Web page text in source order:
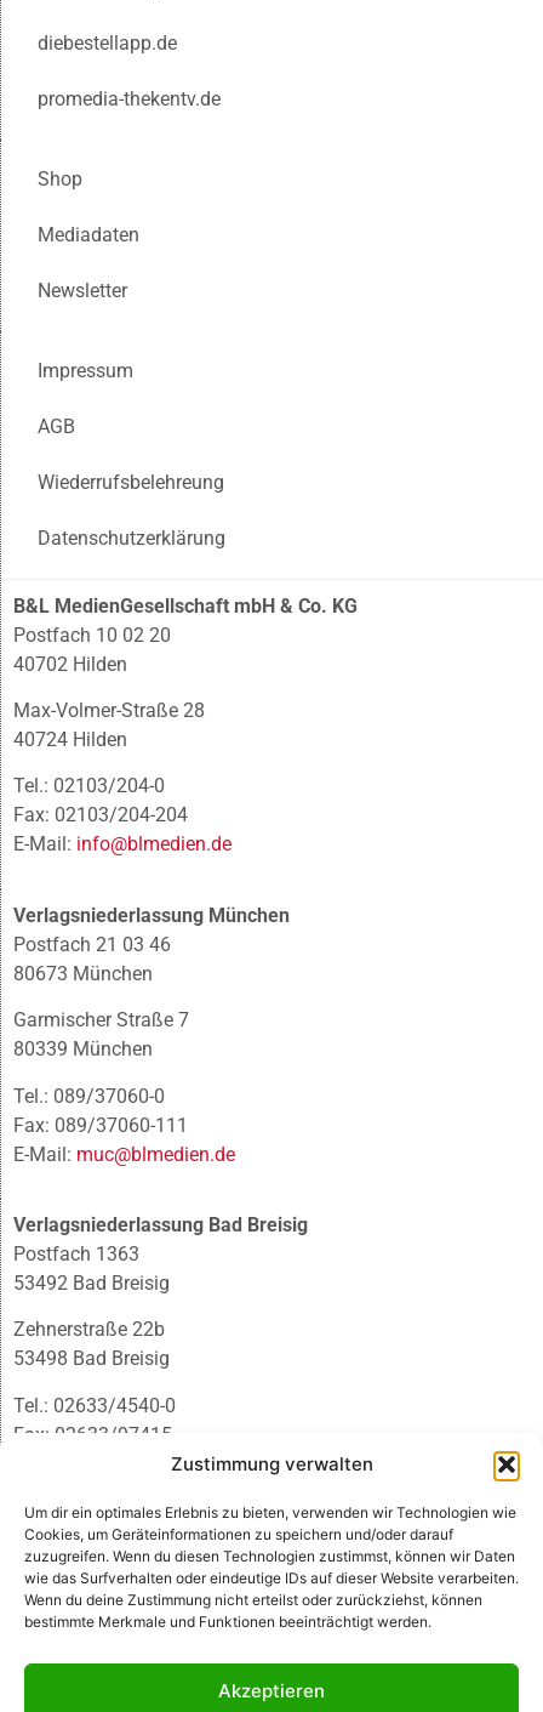
Zustimmung verwalten
Um dir ein optimales Erlebnis zu bieten, verwenden wir Technologien wie
Cookies, um Geräteinformationen zu speichern und/oder darauf
zuzugreifen. Wenn du diesen Technologien zustimmst, können wir Daten
wie das Surfverhalten oder eindeutige IDs auf dieser Website verarbeiten.
Wenn du deine Zustimmung nicht erteilst oder zurückziehst, können
bestimmte Merkmale und Funktionen beeinträchtigt werden.
Akzeptieren
diebestellapp.de
promedia-thekentv.de
Shop
Mediadaten
Newsletter
Impressum
AGB
Wiederrufsbelehreung
Datenschutzerklärung
B&L MedienGesellschaft mbH & Co. KG
Postfach 10 02 20
40702 Hilden
Max-Volmer-Straße 28
40724 Hilden
Tel.: 02103/204-0
Fax: 02103/204-204
E-Mail: info@blmedien.de
Verlagsniederlassung München
Postfach 21 03 46
80673 München
Garmischer Straße 7
80339 München
Tel.: 089/37060-0
Fax: 089/37060-111
E-Mail: muc@blmedien.de
Verlagsniederlassung Bad Breisig
Postfach 1363
53492 Bad Breisig
Zehnerstraße 22b
53498 Bad Breisig
Tel.: 02633/4540-0
Fax: 02633/97415
infobb@blmedien.de